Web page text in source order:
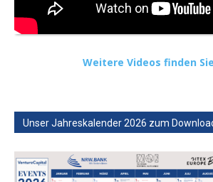
Weitere Videos finden
Unser Jahreskalender 2026 zum